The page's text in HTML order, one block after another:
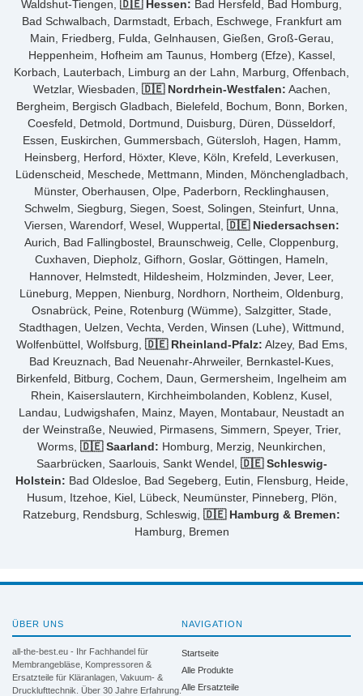
Waldshut-Tiengen, 🇩🇪 Hessen: Bad Hersfeld, Bad Homburg,
Bad Schwalbach, Darmstadt, Erbach, Eschwege, Frankfurt am
Main, Friedberg, Fulda, Gelnhausen, Gießen, Groß-Gerau,
Heppenheim, Hofheim am Taunus, Homberg (Efze), Kassel,
Korbach, Lauterbach, Limburg an der Lahn, Marburg, Offenbach,
Wetzlar, Wiesbaden, 🇩🇪 Nordrhein-Westfalen: Aachen,
Bergheim, Bergisch Gladbach, Bielefeld, Bochum, Bonn, Borken,
Coesfeld, Detmold, Dortmund, Duisburg, Düren, Düsseldorf,
Essen, Euskirchen, Gummersbach, Gütersloh, Hagen, Hamm,
Heinsberg, Herford, Höxter, Kleve, Köln, Krefeld, Leverkusen,
Lüdenscheid, Meschede, Mettmann, Minden, Mönchengladbach,
Münster, Oberhausen, Olpe, Paderborn, Recklinghausen,
Schwelm, Siegburg, Siegen, Soest, Solingen, Steinfurt, Unna,
Viersen, Warendorf, Wesel, Wuppertal, 🇩🇪 Niedersachsen:
Aurich, Bad Fallingbostel, Braunschweig, Celle, Cloppenburg,
Cuxhaven, Diepholz, Gifhorn, Goslar, Göttingen, Hameln,
Hannover, Helmstedt, Hildesheim, Holzminden, Jever, Leer,
Lüneburg, Meppen, Nienburg, Nordhorn, Northeim, Oldenburg,
Osnabrück, Peine, Rotenburg (Wümme), Salzgitter, Stade,
Stadthagen, Uelzen, Vechta, Verden, Winsen (Luhe), Wittmund,
Wolfenbüttel, Wolfsburg, 🇩🇪 Rheinland-Pfalz: Alzey, Bad Ems,
Bad Kreuznach, Bad Neuenahr-Ahrweiler, Bernkastel-Kues,
Birkenfeld, Bitburg, Cochem, Daun, Germersheim, Ingelheim am
Rhein, Kaiserslautern, Kirchheimbolanden, Koblenz, Kusel,
Landau, Ludwigshafen, Mainz, Mayen, Montabaur, Neustadt an
der Weinstraße, Neuwied, Pirmasens, Simmern, Speyer, Trier,
Worms, 🇩🇪 Saarland: Homburg, Merzig, Neunkirchen,
Saarbrücken, Saarlouis, Sankt Wendel, 🇩🇪 Schleswig-
Holstein: Bad Oldesloe, Bad Segeberg, Eutin, Flensburg, Heide,
Husum, Itzehoe, Kiel, Lübeck, Neumünster, Pinneberg, Plön,
Ratzeburg, Rendsburg, Schleswig, 🇩🇪 Hamburg & Bremen:
Hamburg, Bremen
ÜBER UNS
all-the-best.eu - Ihr Fachhandel für
Membrangebläse, Kompressoren &
Ersatzteile für Kläranlagen, Vakuum- &
Drucklufttechnik. Über 30 Jahre Erfahrung.
NAVIGATION
Startseite
Alle Produkte
Alle Ersatzteile